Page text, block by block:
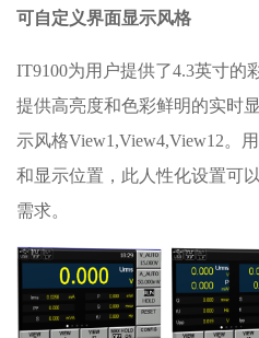
可自定义界面显示风格
IT9100为用户提供了4.3英寸的
提供高亮度和色彩鲜明的实时
示风格View1,View4,View12。
和显示位置，此人性化设置可
需求。